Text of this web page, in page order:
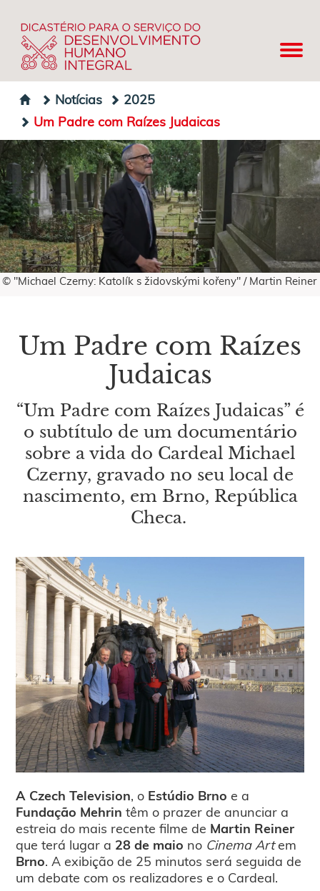
Notícias
2025
Um Padre com Raízes Judaicas
© "Michael Czerny: Katolík s židovskými kořeny" / Martin Reiner
Um Padre com Raízes
Judaicas
“Um Padre com Raízes Judaicas” é
o subtítulo de um documentário
sobre a vida do Cardeal Michael
Czerny, gravado no seu local de
nascimento, em Brno, República
Checa.
A Czech Television, o Estúdio Brno e a
Fundação Mehrin têm o prazer de anunciar a
estreia do mais recente filme de Martin Reiner
que terá lugar a 28 de maio no Cinema Artem
Brno. A exibição de 25 minutos será seguida de
um debate com os realizadores e o Cardeal.